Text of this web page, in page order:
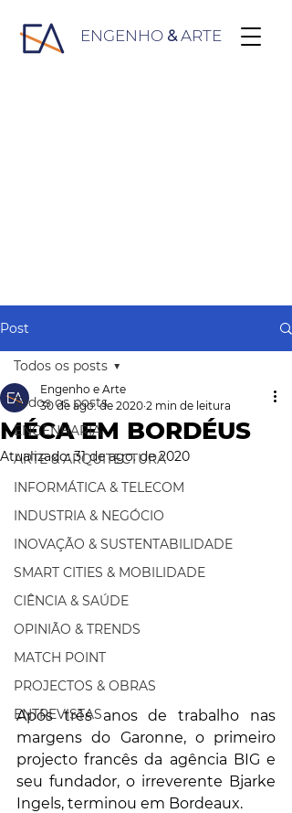
ENGENHO &ARTE
Post
Todos os posts
ENGENHARIA
ARTE & ARQUITECTURA
INFORMÁTICA & TELECOM
INDUSTRIA & NEGÓCIO
INOVAÇÃO & SUSTENTABILIDADE
SMART CITIES & MOBILIDADE
CIÊNCIA & SAÚDE
OPINIÃO & TRENDS
MATCH POINT
PROJECTOS & OBRAS
ENTREVISTAS
Todos os posts
MÉCA EM BORDÉUS
Engenho e Arte
30 de ago. de 2020 2 min de leitura
Atualizado:31 de ago. de 2020
Após três anos de trabalho nas
margens do Garonne, o primeiro
projecto francês da agência BIG e
seu fundador, o irreverente Bjarke
Ingels, terminou em Bordeaux.